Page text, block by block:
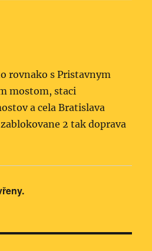
rovnako s Pristavnym
mostom, staci
a cela Bratislava
2 tak doprava